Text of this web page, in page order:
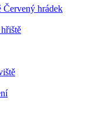
Červený hrádek